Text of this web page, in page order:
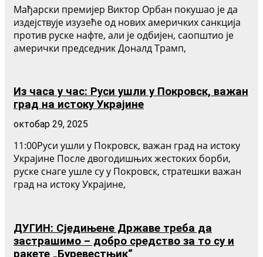
Мађарски премијер Виктор Орбан покушао је да
издејствује изузеће од нових америчких санкција
против руске нафте, али је одбијен, саопштио је
амерички председник Доналд Трамп,
Из часа у час: Руси ушли у Покровск, важан
град на истоку Украјине
октобар 29, 2025
11:00Руси ушли у Покровск, важан град на истоку
Украјине После двогодишњих жестоких борби,
руске снаге ушле су у Покровск, стратешки важан
град на истоку Украјине,
ДУГИН: Сједињене Државе треба да
застрашимо – добро средство за то су и
ракете „Буревестњик“